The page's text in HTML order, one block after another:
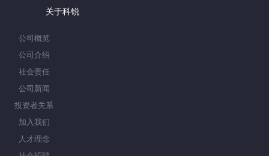
关于科锐
公司概览
公司介绍
社会责任
公司新闻
投资者关系
加入我们
人才理念